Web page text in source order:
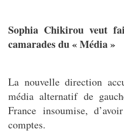
Sophia Chikirou veut
camarades du « Média »
La nouvelle direction
média alternatif de
France insoumise,
comptes.